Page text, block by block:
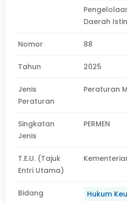
Daerah
Nomor 88
Tahun 2025
Jenis
Peraturan
Peraturan
Singkatan
Jenis
PERMEN
T.E.U. (Tajuk
Entri Utama)
Bidang Hukum